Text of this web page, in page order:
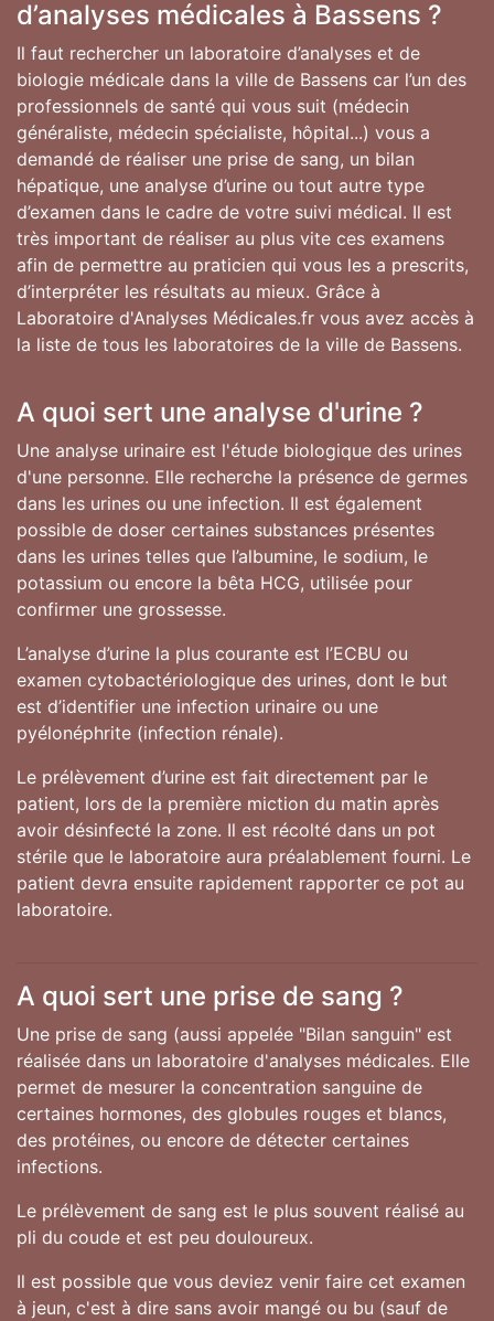
d’analyses médicales à Bassens ?
Il faut rechercher un laboratoire d’analyses et de
biologie médicale dans la ville de Bassens car l’un des
professionnels de santé qui vous suit (médecin
généraliste, médecin spécialiste, hôpital...) vous a
demandé de réaliser une prise de sang, un bilan
hépatique, une analyse d’urine ou tout autre type
d’examen dans le cadre de votre suivi médical. Il est
très important de réaliser au plus vite ces examens
afin de permettre au praticien qui vous les a prescrits,
d’interpréter les résultats au mieux. Grâce à
Laboratoire d'Analyses Médicales.fr vous avez accès à
la liste de tous les laboratoires de la ville de Bassens.
A quoi sert une analyse d'urine ?
Une analyse urinaire est l'étude biologique des urines
d'une personne. Elle recherche la présence de germes
dans les urines ou une infection. Il est également
possible de doser certaines substances présentes
dans les urines telles que l’albumine, le sodium, le
potassium ou encore la bêta HCG, utilisée pour
confirmer une grossesse.
L’analyse d’urine la plus courante est l’ECBU ou
examen cytobactériologique des urines, dont le but
est d’identifier une infection urinaire ou une
pyélonéphrite (infection rénale).
Le prélèvement d’urine est fait directement par le
patient, lors de la première miction du matin après
avoir désinfecté la zone. Il est récolté dans un pot
stérile que le laboratoire aura préalablement fourni. Le
patient devra ensuite rapidement rapporter ce pot au
laboratoire.
A quoi sert une prise de sang ?
Une prise de sang (aussi appelée "Bilan sanguin" est
réalisée dans un laboratoire d'analyses médicales. Elle
permet de mesurer la concentration sanguine de
certaines hormones, des globules rouges et blancs,
des protéines, ou encore de détecter certaines
infections.
Le prélèvement de sang est le plus souvent réalisé au
pli du coude et est peu douloureux.
Il est possible que vous deviez venir faire cet examen
à jeun, c'est à dire sans avoir mangé ou bu (sauf de